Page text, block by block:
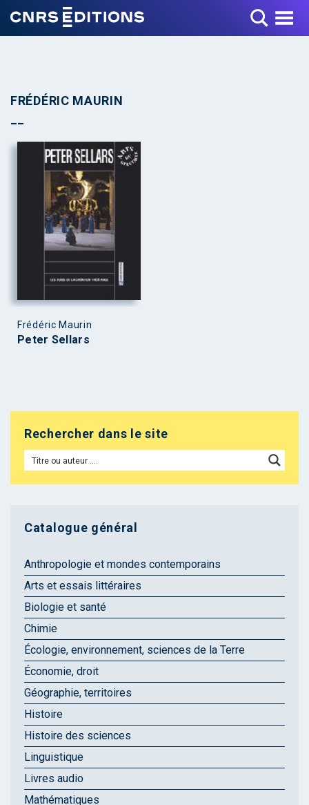
Toggle Menu
FRÉDÉRIC MAURIN
Frédéric Maurin
Peter Sellars
Rechercher dans le site
Catalogue général
Anthropologie et mondes contemporains
Arts et essais littéraires
Biologie et santé
Chimie
Écologie, environnement, sciences de la Terre
Économie, droit
Géographie, territoires
Histoire
Histoire des sciences
Linguistique
Livres audio
Mathématiques